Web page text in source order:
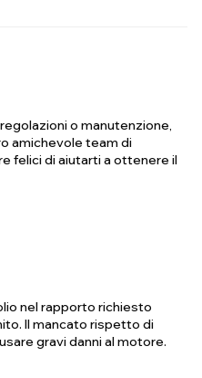
o manutenzione,
amichevole team di
felici di aiutarti a ottenere il
nel rapporto richiesto
Il mancato rispetto di
gravi danni al motore.